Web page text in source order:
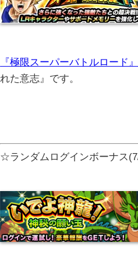
『極限スーパーバトルロード』
れた意志』です。
☆ランダムログインボーナス